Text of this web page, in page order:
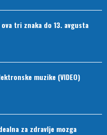
tri znaka do 13. avgusta
muzike (VIDEO)
za zdravlje mozga